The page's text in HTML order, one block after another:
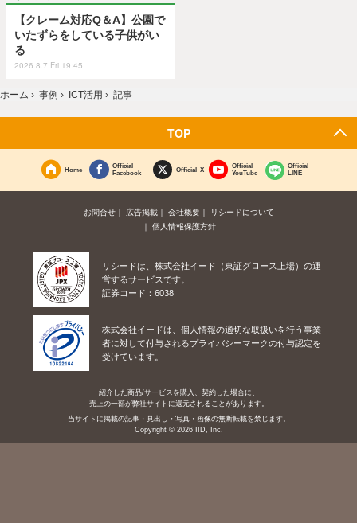
【クレーム対応Q＆A】公園で
いたずらをしている子供がい
る
2026.8.7 Fri 19:45
ホーム › 事例 › ICT活用 › 記事
TOP
Home
Official
Facebook
Official X
Official
YouTube
Official
LINE
お問合せ 広告掲載 会社概要
リシードについて
個人情報保護方針
リシードは、株式会社イード（東証グロース上場）の運
営するサービスです。
証券コード：6038
株式会社イードは、個人情報の適切な取扱いを行う事業
者に対して付与されるプライバシーマークの付与認定を
受けています。
紹介した商品/サービスを購入、契約した場合に、
売上の一部が弊社サイトに還元されることがあります。
当サイトに掲載の記事・見出し・写真・画像の無断転載を禁じます。
Copyright © 2026 IID, Inc.